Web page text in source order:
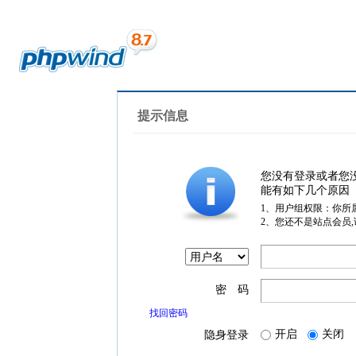
提示信息
您没有登录或者您
能有如下几个原因
1、用户组权限：你所
2、您还不是站点会员
密 码
找回密码
隐身登录 开启 关闭